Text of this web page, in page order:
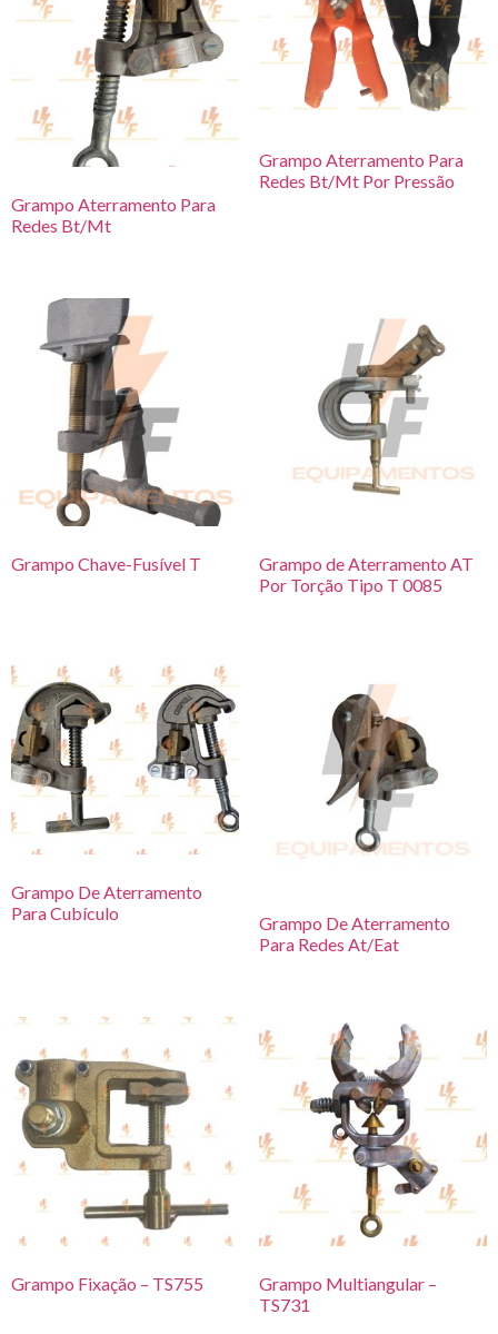
Grampo Aterramento Para
Redes Bt/Mt
Grampo Aterramento Para
Redes Bt/Mt Por Pressão
Grampo Chave-Fusível T
Grampo de Aterramento AT
Por Torção Tipo T 0085
Grampo De Aterramento
Para Cubículo
Grampo De Aterramento
Para Redes At/Eat
Grampo Fixação – TS755
Grampo Multiangular –
TS731